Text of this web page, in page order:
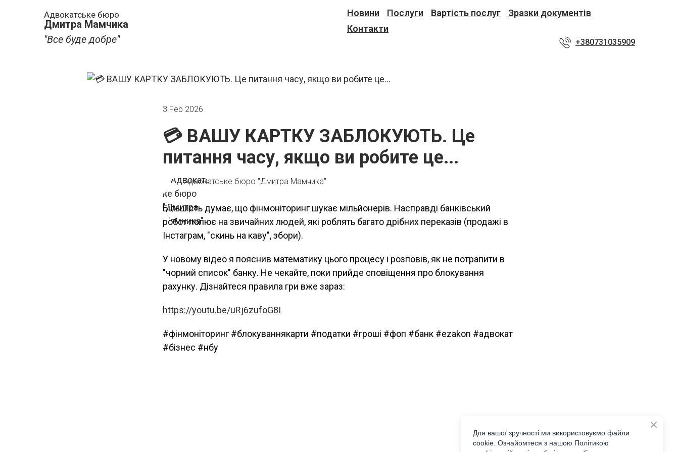
Адвокатське бюро
Дмитра Мамчика
"Все буде добре"
Новини Послуги Вартість послуг
Зразки документів
Контакти
+380731035909
3 Feb 2026
💳 ВАШУ КАРТКУ ЗАБЛОКУЮТЬ. Це
питання часу, якщо ви робите це...
Адвокатське бюро "Дмитра Мамчика"
Більшість думає, що фінмоніторинг шукає мільйонерів. Насправді банківський
робот полює на звичайних людей, які роблять багато дрібних переказів (продажі в
Інстаграм, "скинь на каву", збори).
У новому відео я пояснив математику цього процесу і розповів, як не потрапити в
"чорний список" банку. Не чекайте, поки прийде сповіщення про блокування
рахунку. Дізнайтеся правила гри вже зараз:
https://youtu.be/uRj6zufoG8I
#фінмоніторинг #блокуваннякарти #податки #гроші #фоп #банк #ezakon #адвокат
#бізнес #нбу
Для вашої зручності ми використовуємо файли
cookie. Ознайомтеся з нашою Політикою